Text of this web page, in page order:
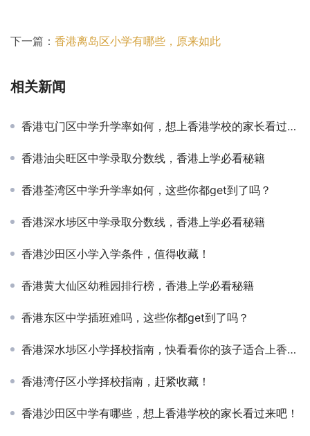
下一篇： 香港离岛区小学有哪些，原来如此
相关新闻
香港屯门区中学升学率如何，想上香港学校的家长看过来吧！
香港油尖旺区中学录取分数线，香港上学必看秘籍
香港荃湾区中学升学率如何，这些你都get到了吗？
香港深水埗区中学录取分数线，香港上学必看秘籍
香港沙田区小学入学条件，值得收藏！
香港黄大仙区幼稚园排行榜，香港上学必看秘籍
香港东区中学插班难吗，这些你都get到了吗？
香港深水埗区小学择校指南，快看看你的孩子适合上香港的学校吗？
香港湾仔区小学择校指南，赶紧收藏！
香港沙田区中学有哪些，想上香港学校的家长看过来吧！